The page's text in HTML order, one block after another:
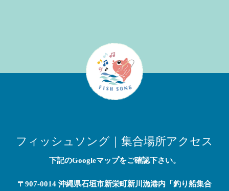
フィッシュソング｜集合場所アクセス
下記のGoogleマップをご確認下さい。
〒907-0014 沖縄県石垣市新栄町新川漁港内「釣り船集合